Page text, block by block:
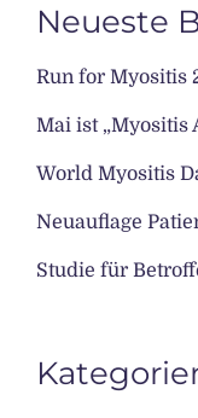
Neueste
Run for Myositis
Mai ist „Myositis
World Myositis
Neuauflage
Studie für